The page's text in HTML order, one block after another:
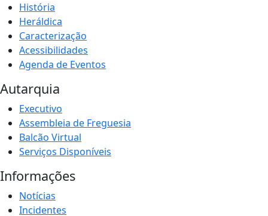
História
Heráldica
Caracterização
Acessibilidades
Agenda de Eventos
Autarquia
Executivo
Assembleia de Freguesia
Balcão Virtual
Serviços Disponíveis
Informações
Notícias
Incidentes